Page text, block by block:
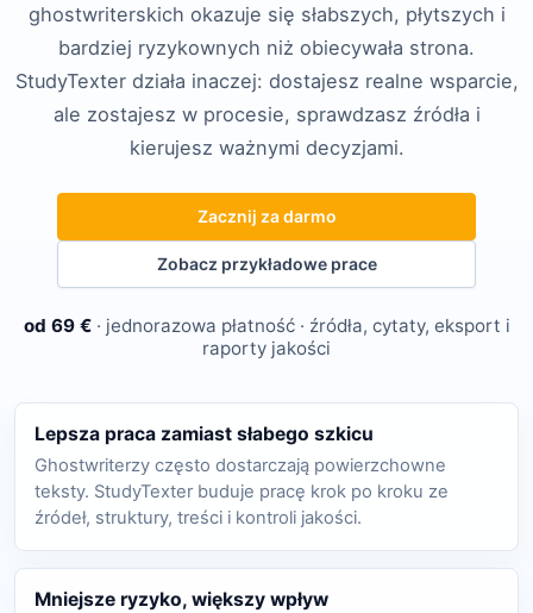
ghostwriterskich okazuje się słabszych, płytszych i
bardziej ryzykownych niż obiecywała strona.
StudyTexter działa inaczej: dostajesz realne wsparcie,
ale zostajesz w procesie, sprawdzasz źródła i
kierujesz ważnymi decyzjami.
Zacznij za darmo
Zobacz przykładowe prace
od 69 €· jednorazowa płatność · źródła, cytaty, eksport i
raporty jakości
Lepsza praca zamiast słabego szkicu
Ghostwriterzy często dostarczają powierzchowne
teksty. StudyTexter buduje pracę krok po kroku ze
źródeł, struktury, treści i kontroli jakości.
Mniejsze ryzyko, większy wpływ